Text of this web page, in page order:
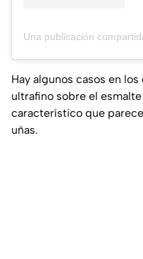
Hay algunos casos en los
ultrafino sobre el
característico que
uñas.